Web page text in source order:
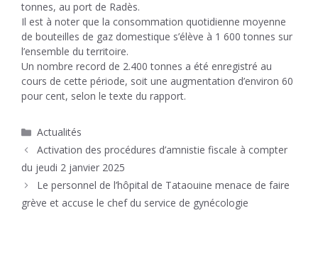
tonnes, au port de Radès.
Il est à noter que la consommation quotidienne moyenne
de bouteilles de gaz domestique s’élève à 1 600 tonnes sur
l’ensemble du territoire.
Un nombre record de 2.400 tonnes a été enregistré au
cours de cette période, soit une augmentation d’environ 60
pour cent, selon le texte du rapport.
Catégories
Actualités
Activation des procédures d’amnistie fiscale à compter
du jeudi 2 janvier 2025
Le personnel de l’hôpital de Tataouine menace de faire
grève et accuse le chef du service de gynécologie